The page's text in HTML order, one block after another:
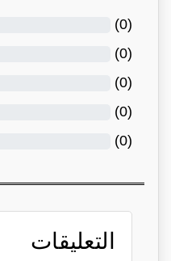
(
0
)
(
0
)
(
0
)
(
0
)
(
0
)
التعليقات